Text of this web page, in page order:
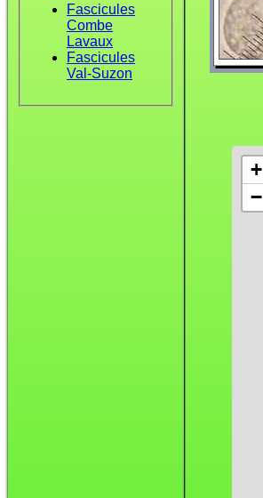
Fascicules
Combe
Lavaux
Fascicules
Val-Suzon
+
−